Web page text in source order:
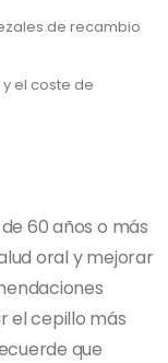
de recambio
el coste de
60 años o más
oral y mejorar
el cepillo más
que